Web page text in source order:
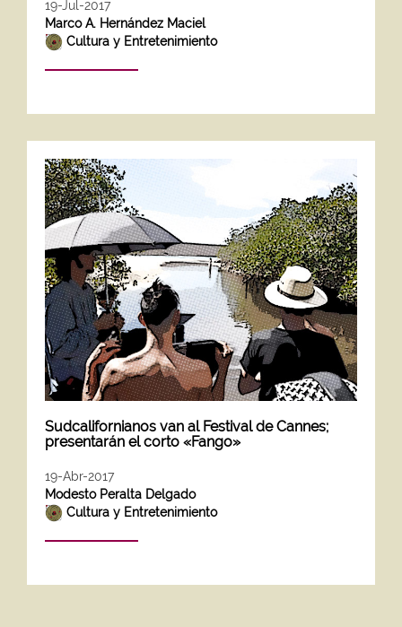
19-Jul-2017
Marco A. Hernández Maciel
Cultura y Entretenimiento
Sudcalifornianos van al Festival de Cannes;
presentarán el corto «Fango»
19-Abr-2017
Modesto Peralta Delgado
Cultura y Entretenimiento